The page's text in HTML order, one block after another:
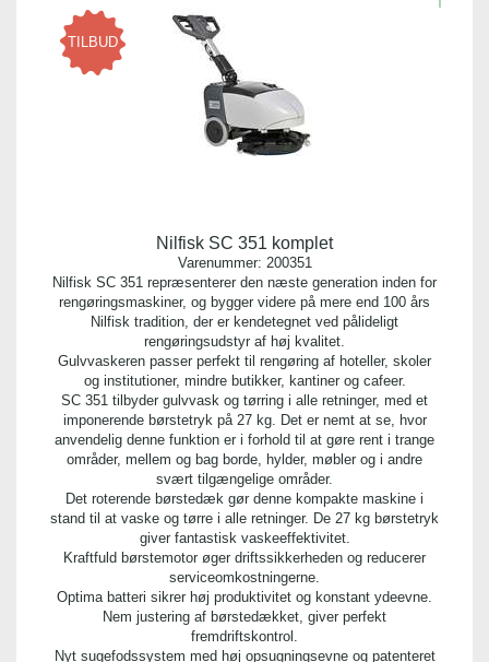
TILBUD
Nilfisk SC 351 komplet
Varenummer: 200351
Nilfisk SC 351 repræsenterer den næste generation inden for
rengøringsmaskiner, og bygger videre på mere end 100 års
Nilfisk tradition, der er kendetegnet ved pålideligt
rengøringsudstyr af høj kvalitet.
Gulvvaskeren passer perfekt til rengøring af hoteller, skoler
og institutioner, mindre butikker, kantiner og cafeer.
SC 351 tilbyder gulvvask og tørring i alle retninger, med et
imponerende børstetryk på 27 kg. Det er nemt at se, hvor
anvendelig denne funktion er i forhold til at gøre rent i trange
områder, mellem og bag borde, hylder, møbler og i andre
svært tilgængelige områder.
Det roterende børstedæk gør denne kompakte maskine i
stand til at vaske og tørre i alle retninger. De 27 kg børstetryk
giver fantastisk vaskeeffektivitet.
Kraftfuld børstemotor øger driftssikkerheden og reducerer
serviceomkostningerne.
Optima batteri sikrer høj produktivitet og konstant ydeevne.
Nem justering af børstedækket, giver perfekt
fremdriftskontrol.
Nyt sugefodssystem med høj opsugningsevne og patenteret